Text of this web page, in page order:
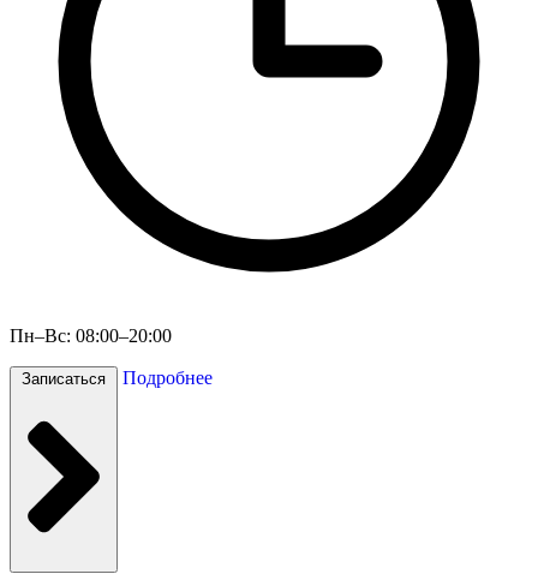
Пн–Вс: 08:00–20:00
Записаться Подробнее